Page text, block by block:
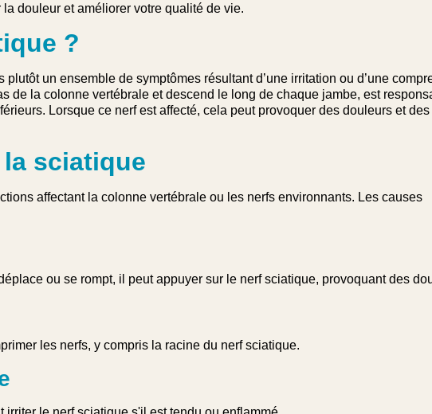
douleur et améliorer votre qualité de vie.
?
plutôt un ensemble de symptômes résultant d’une irritation ou d’une
de la colonne vertébrale et descend le long de chaque jambe, est
Lorsque ce nerf est affecté, cela peut provoquer des douleurs et
sciatique
affectant la colonne vertébrale ou les nerfs environnants. Les causes
ou se rompt, il peut appuyer sur le nerf sciatique, provoquant des
les nerfs, y compris la racine du nerf sciatique.
l'impression que chaque os
Montserrat